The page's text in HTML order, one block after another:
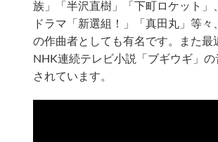
族」「半沢直樹」「下町ロケット」
ドラマ「新選組！」「真田丸」等々
の作曲者としても有名です。また最
NHK連続テレビ小説「ブギウギ」の
されています。